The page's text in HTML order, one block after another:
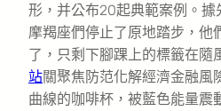
形，并公布20起典範案例。
摩羯座們停止了原地踏步，他
了，只剩下腳踝上的標籤在隨
站關聚焦防范化解經濟金融風
曲線的咖啡杯，被藍色能量震